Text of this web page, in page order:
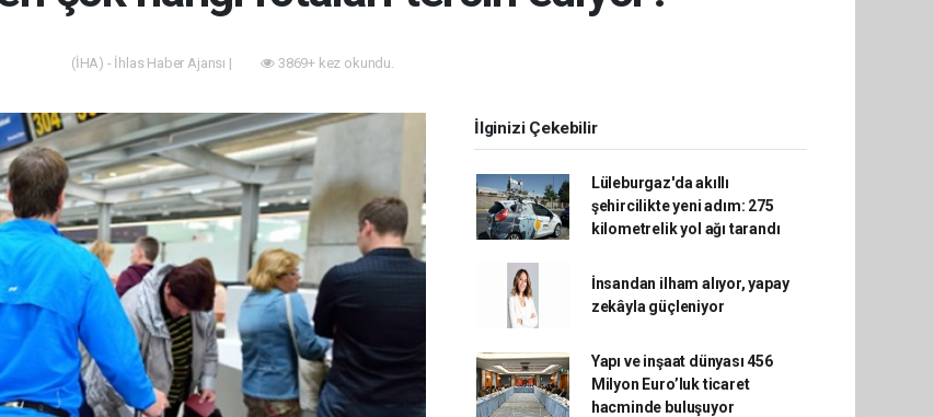
(İHA) - İhlas Haber Ajansı | 3869+ kez okundu.
İlginizi Çekebilir
Lüleburgaz'da akıllı
şehircilikte yeni adım: 275
kilometrelik yol ağı tarandı
İnsandan ilham alıyor, yapay
zekâyla güçleniyor
Yapı ve inşaat dünyası 456
Milyon Euro’luk ticaret
hacminde buluşuyor